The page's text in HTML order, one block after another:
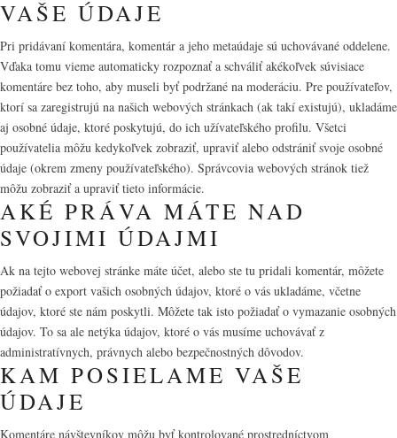
VAŠE ÚDAJE
Pri pridávaní komentára, komentár a jeho metaúdaje sú uchovávané oddelene.
Vďaka tomu vieme automaticky rozpoznať a schváliť akékoľvek súvisiace
komentáre bez toho, aby museli byť podržané na moderáciu. Pre používateľov,
ktorí sa zaregistrujú na našich webových stránkach (ak takí existujú), ukladáme
aj osobné údaje, ktoré poskytujú, do ich užívateľského profilu. Všetci
používatelia môžu kedykoľvek zobraziť, upraviť alebo odstrániť svoje osobné
údaje (okrem zmeny používateľského). Správcovia webových stránok tiež
môžu zobraziť a upraviť tieto informácie.
AKÉ PRÁVA MÁTE NAD
SVOJIMI ÚDAJMI
Ak na tejto webovej stránke máte účet, alebo ste tu pridali komentár, môžete
požiadať o export vašich osobných údajov, ktoré o vás ukladáme, včetne
údajov, ktoré ste nám poskytli. Môžete tak isto požiadať o vymazanie osobných
údajov. To sa ale netýka údajov, ktoré o vás musíme uchovávať z
administratívnych, právnych alebo bezpečnostných dôvodov.
KAM POSIELAME VAŠE
ÚDAJE
Komentáre návštevníkov môžu byť kontrolované prostredníctvom